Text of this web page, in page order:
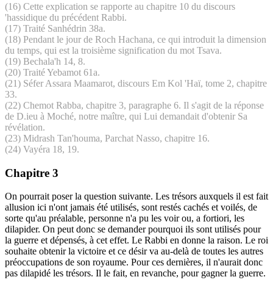
(16) Cette explication se rapporte au chapitre 10 du discours
'hassidique du précédent Rabbi.
(17) Traité Sanhédrin 38a.
(18) Pendant le jour de Roch Hachana, ce qui introduit la dimension
du temps, qui est la troisième signification du mot Tsava.
(19) Bechala'h 14, 8.
(20) Traité Yebamot 61a.
(21) Séfer Assara Maamarot, discours Em Kol 'Haï, tome 2, chapitre
33.
(22) Chemot Rabba, chapitre 3, paragraphe 6. Il s'agit de la réponse
de D.ieu à Moché, notre maître, qui Lui demandait d'obtenir Sa
révélation.
(23) Midrash Tan'houma, Parchat Nasso, chapitre 16.
(24) Vayéra 18, 19.
Chapitre 3
On pourrait poser la question suivante. Les trésors auxquels il est fait
allusion ici n'ont jamais été utilisés, sont restés cachés et voilés, de
sorte qu'au préalable, personne n'a pu les voir ou, a fortiori, les
dilapider. On peut donc se demander pourquoi ils sont utilisés pour
la guerre et dépensés, à cet effet. Le Rabbi en donne la raison. Le roi
souhaite obtenir la victoire et ce désir va au-delà de toutes les autres
préoccupations de son royaume. Pour ces dernières, il n'aurait donc
pas dilapidé les trésors. Il le fait, en revanche, pour gagner la guerre.